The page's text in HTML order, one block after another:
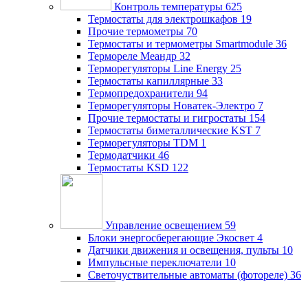
Контроль температуры 625
Термостаты для электрошкафов 19
Прочие термометры 70
Термостаты и термометры Smartmodule 36
Термореле Меандр 32
Терморегуляторы Line Energy 25
Термостаты капиллярные 33
Термопредохранители 94
Терморегуляторы Новатек-Электро 7
Прочие термостаты и гигростаты 154
Термостаты биметаллические KST 7
Терморегуляторы TDM 1
Термодатчики 46
Термостаты KSD 122
Управление освещением 59
Блоки энергосберегающие Экосвет 4
Датчики движения и освещения, пульты 10
Импульсные переключатели 10
Светочуствительные автоматы (фотореле) 36